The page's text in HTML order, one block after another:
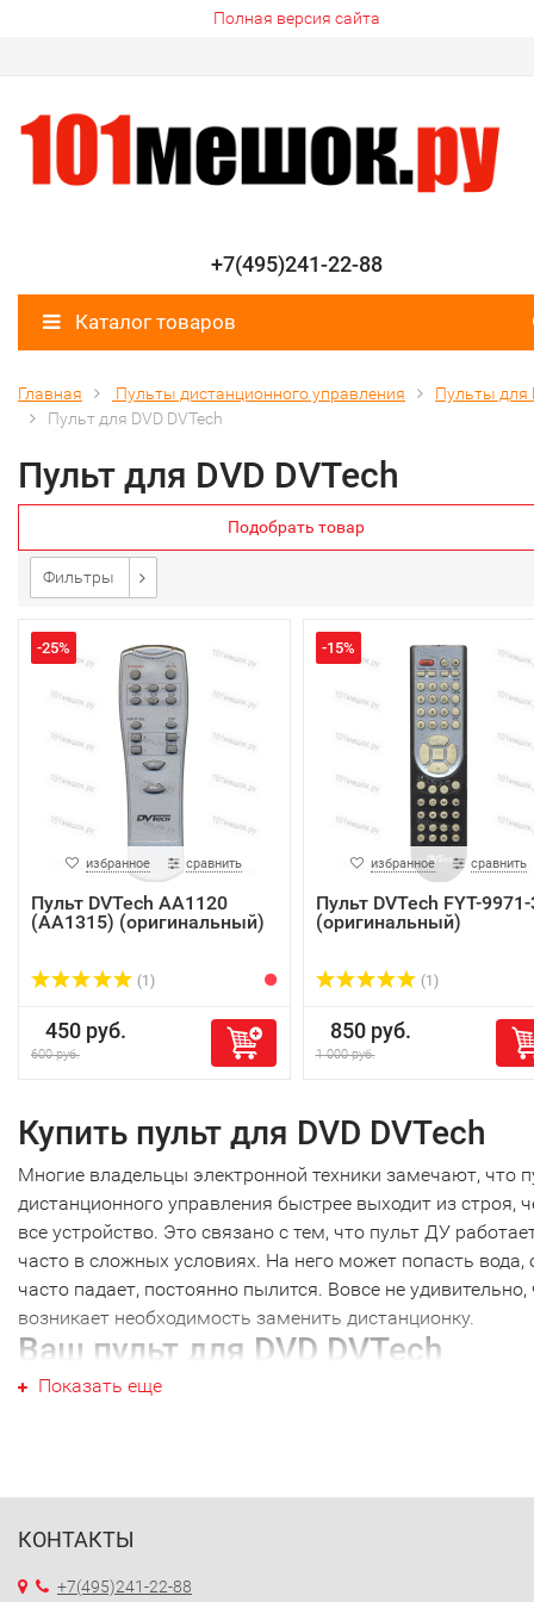
Полная версия сайта
+7(495)241-22-88
Каталог товаров
Главная Пульты дистанционного управления
Пульты для
Пульт для DVD DVTech
Пульт для DVD DVTech
Подобрать товар
Фильтры
-25%
избранное сравнить
Пульт DVTech AA1120
(AA1315) (оригинальный)
(1)
450 руб.
600 руб.
-15%
избранное сравнить
Пульт DVTech FYT-
(оригинальный)
(1)
850 руб.
1 000 руб.
Купить пульт для DVD DVTech
Многие владельцы электронной техники замечают, что
дистанционного управления быстрее выходит из строя,
все устройство. Это связано с тем, что пульт ДУ
часто в сложных условиях. На него может попасть вода,
часто падает, постоянно пылится. Вовсе не удивительно,
возникает необходимость заменить дистанционку.
Ваш пульт для DVD DVTech
Ваш пульт для DVD DVTech не являются исключением,
каждый пульт ДУ работает только с определенной
устройство, которое не будет работать с вашей техникой.
Показать еще
КОНТАКТЫ
+7(495)241-22-88